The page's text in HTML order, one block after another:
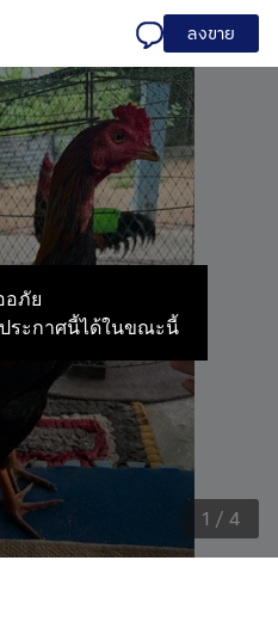
ลงขาย
อภัย
ระกาศนี้ได้ในขณะนี้
1 / 4